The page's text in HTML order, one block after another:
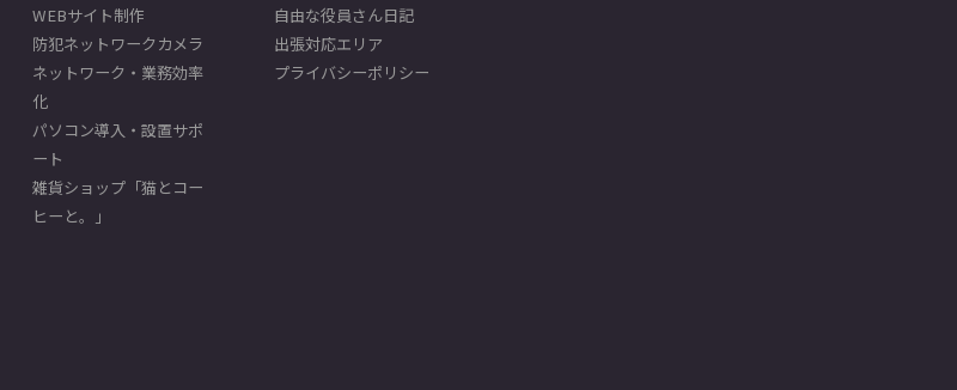
WEBサイト制作
防犯ネットワークカメラ
ネットワーク・業務効率
化
パソコン導入・設置サポ
ート
雑貨ショップ「猫とコー
ヒーと。」
自由な役員さん日記
出張対応エリア
プライバシーポリシー